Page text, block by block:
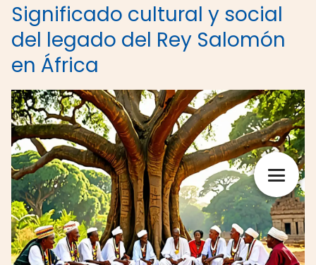
Significado cultural y social
del legado del Rey Salomón
en África